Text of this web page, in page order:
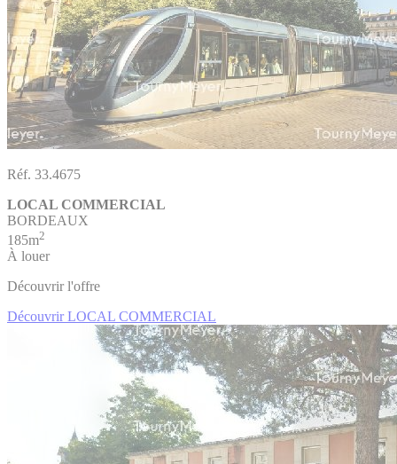
Réf. 33.4675
LOCAL COMMERCIAL
BORDEAUX
185m2
À louer
Découvrir l'offre
Découvrir LOCAL COMMERCIAL